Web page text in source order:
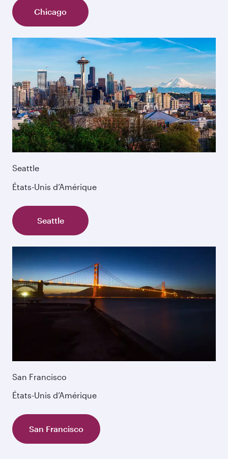
Chicago
Seattle
États-Unis d’Amérique
Seattle
San Francisco
États-Unis d’Amérique
San Francisco